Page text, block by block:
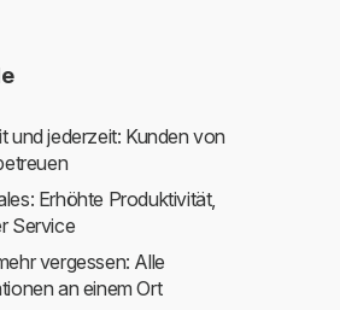
und jederzeit: Kunden von
Erhöhte Produktivität,
Service
vergessen: Alle
an einem Ort